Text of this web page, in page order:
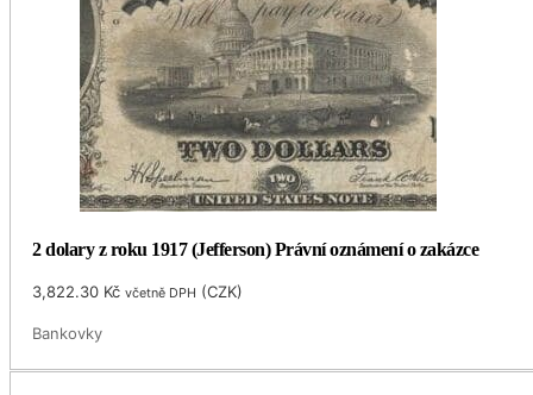
2 dolary z roku 1917 (Jefferson) Právní oznámení o zakázce
3,822.30 Kč včetně DPH (CZK)
Bankovky